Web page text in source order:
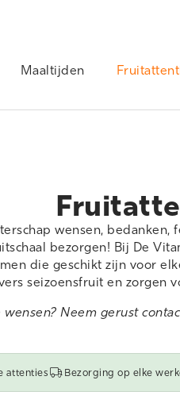
Maaltijden
wensen, bedanken,
bezorgen! Bij De
die geschikt zijn voor
seizoensfruit en zorgen
Neem gerust
attenties Bezorging op elke